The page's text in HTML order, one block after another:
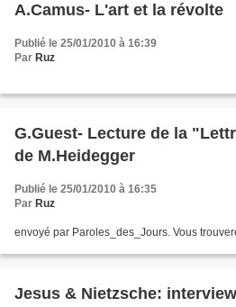
A.Camus- L'art et la révolte
Publié le 25/01/2010 à 16:39
Par Ruz
G.Guest- Lecture de la
de M.Heidegger
Publié le 25/01/2010 à 16:35
Par Ruz
envoyé par Paroles_des_Jours. Vous
Jesus & Nietzsche: interview